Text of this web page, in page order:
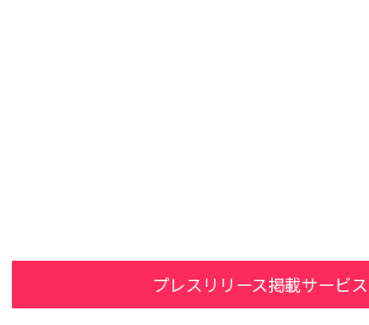
プレスリリース掲載サービス